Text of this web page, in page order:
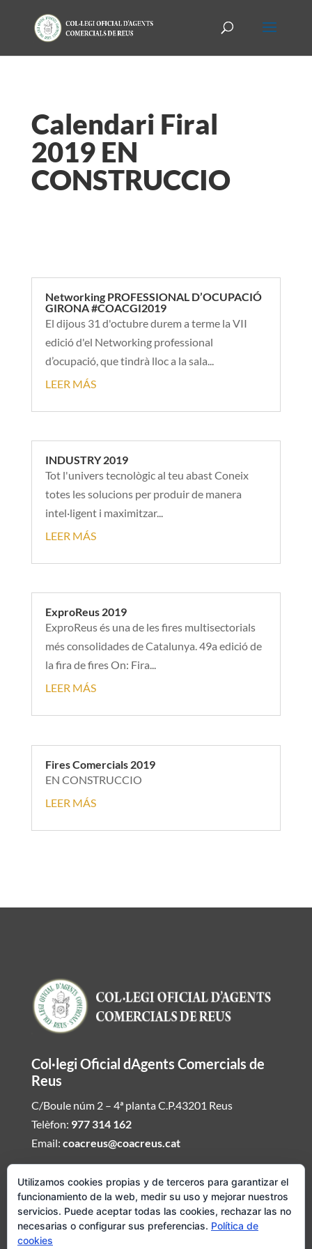
Calendari Firal
2019 EN
CONSTRUCCIO
Networking PROFESSIONAL D’OCUPACIÓ
GIRONA #COACGI2019
El dijous 31 d'octubre durem a terme la VII
edició d'el Networking professional
d’ocupació, que tindrà lloc a la sala...
LEER MÁS
INDUSTRY 2019
Tot l'univers tecnològic al teu abast Coneix
totes les solucions per produir de manera
intel·ligent i maximitzar...
LEER MÁS
ExproReus 2019
ExproReus és una de les fires multisectorials
més consolidades de Catalunya. 49a edició de
la fira de fires On: Fira...
LEER MÁS
Fires Comercials 2019
EN CONSTRUCCIO
LEER MÁS
Col·legi Oficial dAgents Comercials de
Reus
C/Boule núm 2 – 4ª planta C.P.43201 Reus
Telèfon: 977 314 162
Email: coacreus@coacreus.cat
Horari del Col·legi dAgents Comercials
De dilluns a divendres de 16:00h a 19:30h
Si desitjeu ser atesos fora daquest envieu mail demanat hora i
Utilizamos cookies propias y de terceros para garantizar el
funcionamiento de la web, medir su uso y mejorar nuestros
servicios. Puede aceptar todas las cookies, rechazar las no
necesarias o configurar sus preferencias. Política de
cookies